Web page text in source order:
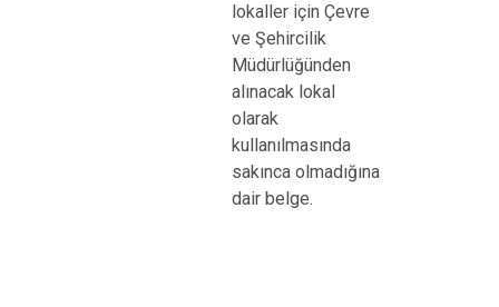
lokaller için Çevre
ve Şehircilik
Müdürlüğünden
alınacak lokal
olarak
kullanılmasında
sakınca olmadığına
dair belge.